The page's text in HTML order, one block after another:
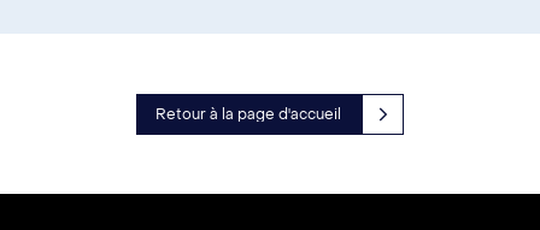
Retour à la page d'accueil